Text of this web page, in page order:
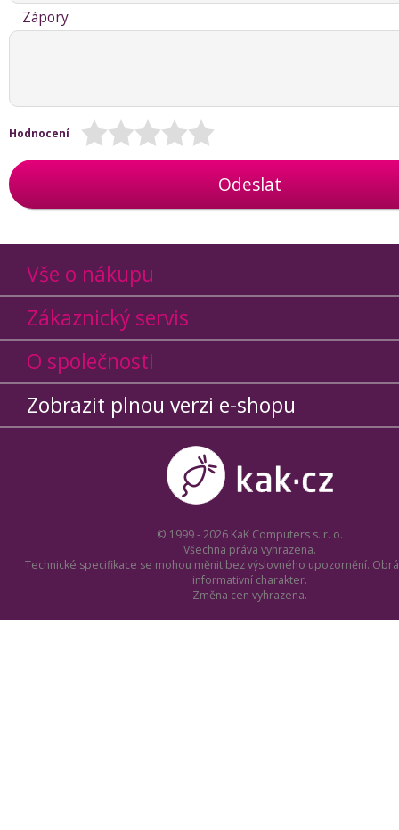
Zápory
Hodnocení
Odeslat
Vše o nákupu
Zákaznický servis
O společnosti
Zobrazit plnou verzi e-shopu
© 1999 - 2026 KaK Computers s. r. o.
Všechna práva vyhrazena.
Technické specifikace se mohou měnit bez výslovného upozornění.
informativní charakter.
Změna cen vyhrazena.